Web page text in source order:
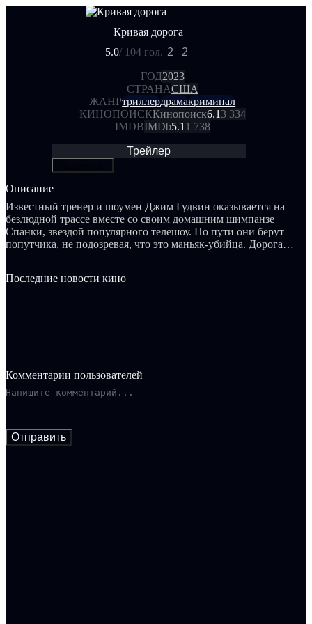
Кривая дорога
5.0/ 104 гол. 2 2
ГОД2023
СТРАНАСША
ЖАНРтриллердрамакриминал
КИНОПОИСККинопоиск6.13 334
IMDBIMDb5.11 738
Трейлер
Описание
Известный тренер и шоумен Джим Гудвин оказывается на
безлюдной трассе вместе со своим домашним шимпанзе
Спанки, звездой популярного телешоу. По пути они берут
попутчика, не подозревая, что это маньяк-убийца. Дорога
Спанки выжить?
Последние новости кино
Комментарии пользователей
Отправить